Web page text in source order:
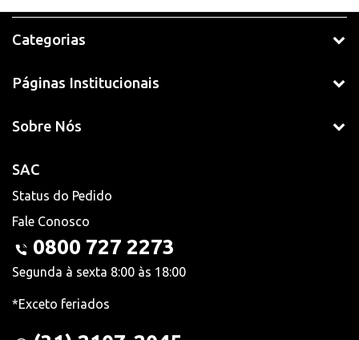
Categorias
Páginas Institucionais
Sobre Nós
SAC
Status do Pedido
Fale Conosco
0800 727 2273
Segunda à sexta 8:00 às 18:00
*Exceto feriados